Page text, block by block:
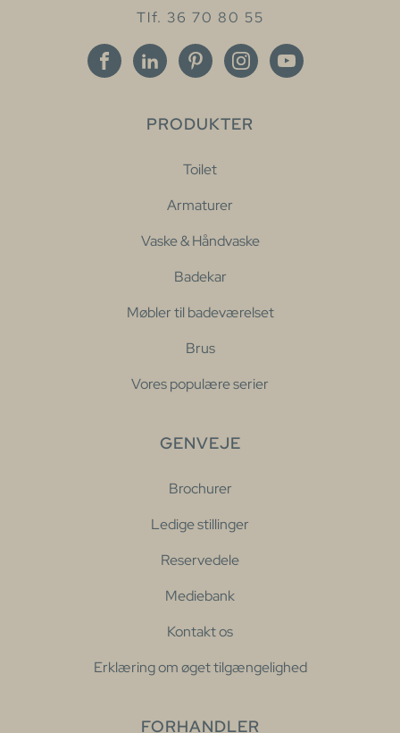
Tlf. 36 70 80 55
PRODUKTER
Toilet
Armaturer
Vaske & Håndvaske
Badekar
Møbler til badeværelset
Brus
Vores populære serier
GENVEJE
Brochurer
Ledige stillinger
Reservedele
Mediebank
Kontakt os
Erklæring om øget tilgængelighed
FORHANDLER